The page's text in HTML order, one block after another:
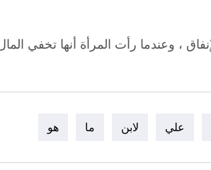
، وعندما رأت المرأة أنها تخفي
علي لابن ما هو